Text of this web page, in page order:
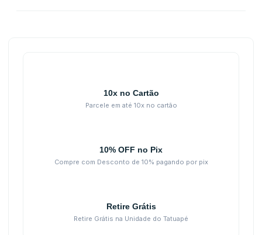
10x no Cartão
Parcele em até 10x no cartão
10% OFF no Pix
Compre com Desconto de 10% pagando por pix
Retire Grátis
Retire Grátis na Unidade do Tatuapé